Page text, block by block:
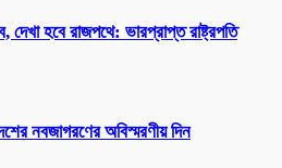
হবে রাজপথে: ভারপ্রাপ্ত রাষ্ট্রপতি
নবজাগরণের অবিস্মরণীয় দিন